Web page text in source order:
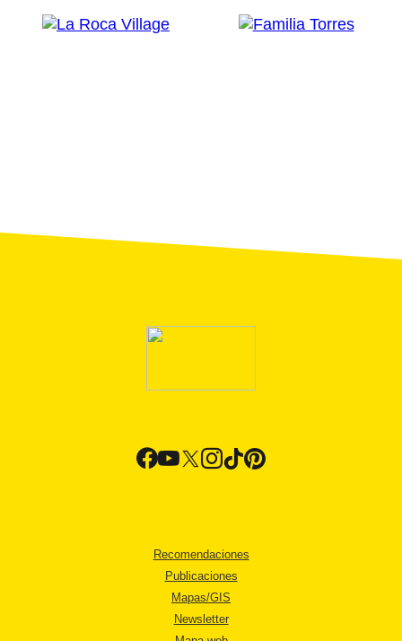
Recomendaciones
Publicaciones
Mapas/GIS
Newsletter